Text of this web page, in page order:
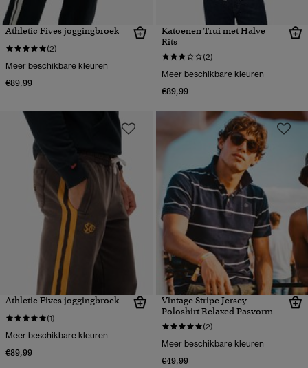
Athletic Fives joggingbroek
(2)
Meer beschikbare kleuren
€89,99
Katoenen Trui met Halve
Rits
(2)
Meer beschikbare kleuren
€89,99
Athletic Fives joggingbroek
(1)
Meer beschikbare kleuren
€89,99
Vintage Stripe Jersey
Poloshirt Relaxed Pasvorm
(2)
Meer beschikbare kleuren
€49,99